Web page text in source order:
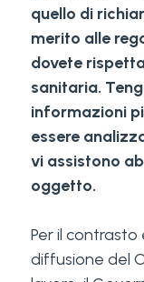
quello di
merito alle
dovete
sanitaria.
informazioni
essere
vi assistono
oggetto.
Per il
diffusione del